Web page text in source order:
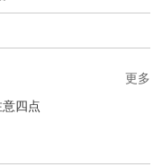
四点
更多